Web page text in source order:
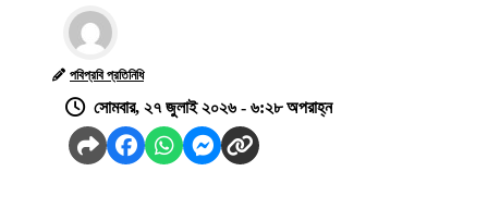
পবিপ্রবি প্রতিনিধি
সোমবার, ২৭ জুলাই ২০২৬ - ৬:২৮ অপরাহ্ন